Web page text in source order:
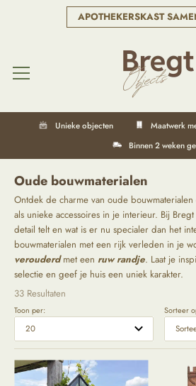
APOTHEKERSKAST
Unieke objecten Maatwerk
Binnen 2 weken
Oude bouwmaterialen
Ontdek de charme van oude
als unieke accessoires in je interieur. Bij
detail telt en wat is er nu specialer dan het
bouwmaterialen met een rijk verleden in je
verouderdmet een ruw randje. Laat je
selectie en geef je huis een uniek karakter.
33 Resultaten
Toon per:
Sorteer